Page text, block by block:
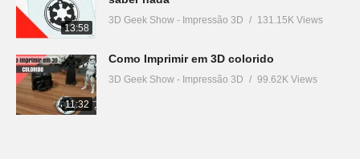
13:58
3D Geek Show - Impressão 3D 131.15K Views
11:32
Como Imprimir em 3D colorido
3D Geek Show - Impressão 3D 99.62K Views